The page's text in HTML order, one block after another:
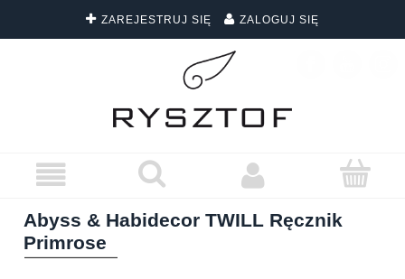
ZAREJESTRUJ SIĘ ZALOGUJ SIĘ
DARMOWA DOSTAWA WSZYSTKICH ZAMÓWIEŃ
Abyss & Habidecor TWILL Ręcznik
Primrose